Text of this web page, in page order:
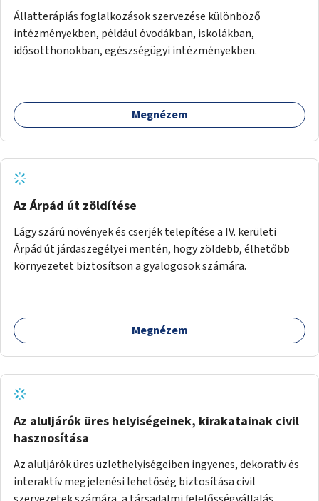
Állatterápiás foglalkozások szervezése különböző
intézményekben, például óvodákban, iskolákban,
idősotthonokban, egészségügyi intézményekben.
Megnézem
Az Árpád út zöldítése
Lágy szárú növények és cserjék telepítése a IV. kerületi
Árpád út járdaszegélyei mentén, hogy zöldebb, élhetőbb
környezetet biztosítson a gyalogosok számára.
Megnézem
Az aluljárók üres helyiségeinek, kirakatainak civil
hasznosítása
Az aluljárók üres üzlethelyiségeiben ingyenes, dekoratív és
interaktív megjelenési lehetőség biztosítása civil